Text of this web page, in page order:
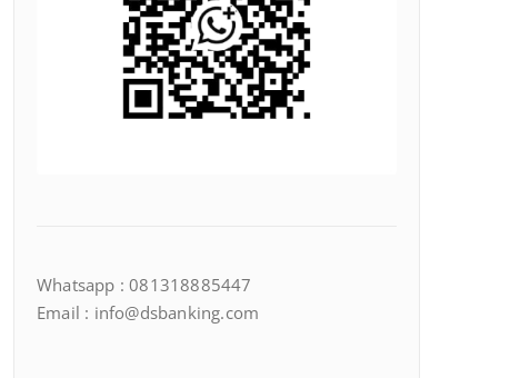
Whatsapp : 081318885447
Email : info@dsbanking.com